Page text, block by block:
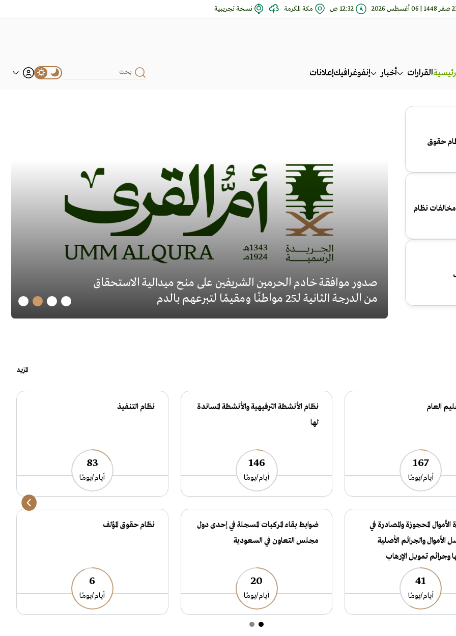
أغسطس 2026 12:32 ص مكة المكرمة نسخة تجريبية
القرارات أخبار إنفوغرافيكإعلانات
حقوق
مخالفات نظام
صدور موافقة خادم الحرمين الشريفين على منح ميدالية الاستحقاق
من الدرجة الثانية لـ25 مواطنًا ومقيمًا لتبرعهم بالدم
المزيد
العام
167
أيام/يومـًا
نظام الأنشطة الترفيهية والأنشطة المساندة
لها
146
أيام/يومـًا
نظام التنفيذ
83
أيام/يومـًا
الأموال المحجوزة والمصادرة في
الأموال والجرائم الأصلية
وجرائم تمويل الإرهاب
41
أيام/يومـًا
ضوابط بقاء المركبات المسجلة في إحدى دول
مجلس التعاون في السعودية
20
أيام/يومـًا
نظام حقوق المؤلف
6
أيام/يومـًا